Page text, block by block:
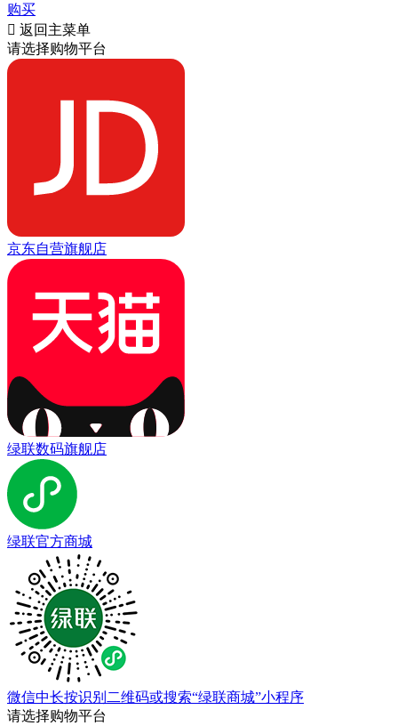
购买
 返回主菜单
请选择购物平台
京东自营旗舰店
绿联数码旗舰店
绿联官方商城
微信中长按识别二维码或搜索“绿联商城”小程序
请选择购物平台